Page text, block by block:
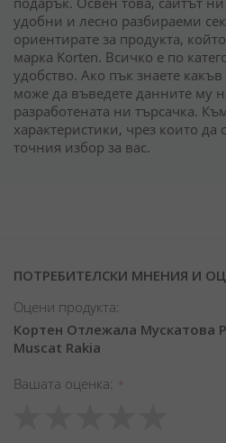
удобни и лесно разбираеми
ориентирате за продукта,
марка Korten. Всичко е по
удобство. Ако пък знаете
може да въведете данните му
разработената ни търсачка.
характеристики, чрез които да
точния избор за вас.
ПОТРЕБИТЕЛСКИ МНЕНИЯ И
Оцени продукта:
Кортен Отлежала Мускатова
Muscat Rakia
Вашата оценка